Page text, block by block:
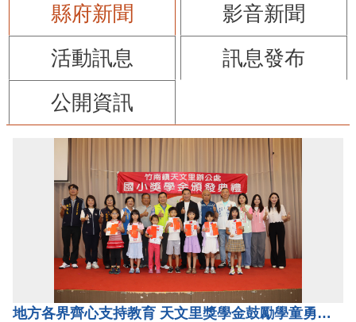
縣府新聞
影音新聞
活動訊息
訊息發布
公開資訊
地方各界齊心支持教育 天文里獎學金鼓勵學童勇敢追夢